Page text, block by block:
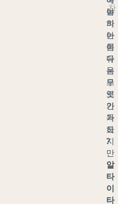
야
하
는
이
유
는
무
엇
인
가
요
?
늘
의
아
름
다
움
으
로
가
득
하
지
만
알
타
이
타
차